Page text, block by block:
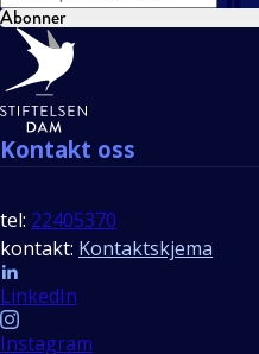
Abonner
Bunntekst
Kontakt oss
tel: 22405370
kontakt: Kontaktskjema
Follow us
LinkedIn
Instagram